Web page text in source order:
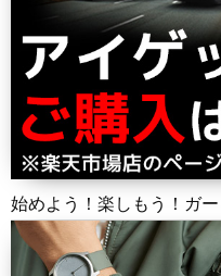
始めよう！楽しもう！ガ